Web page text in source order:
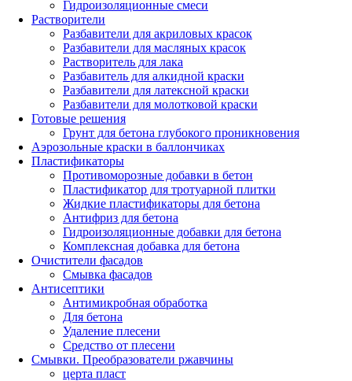
Гидроизоляционные смеси
Растворители
Разбавители для акриловых красок
Разбавители для масляных красок
Растворитель для лака
Разбавитель для алкидной краски
Разбавители для латексной краски
Разбавители для молотковой краски
Готовые решения
Грунт для бетона глубокого проникновения
Аэрозольные краски в баллончиках
Пластификаторы
Противоморозные добавки в бетон
Пластификатор для тротуарной плитки
Жидкие пластификаторы для бетона
Антифриз для бетона
Гидроизоляционные добавки для бетона
Комплексная добавка для бетона
Очистители фасадов
Смывка фасадов
Антисептики
Антимикробная обработка
Для бетона
Удаление плесени
Средство от плесени
Смывки. Преобразователи ржавчины
церта пласт